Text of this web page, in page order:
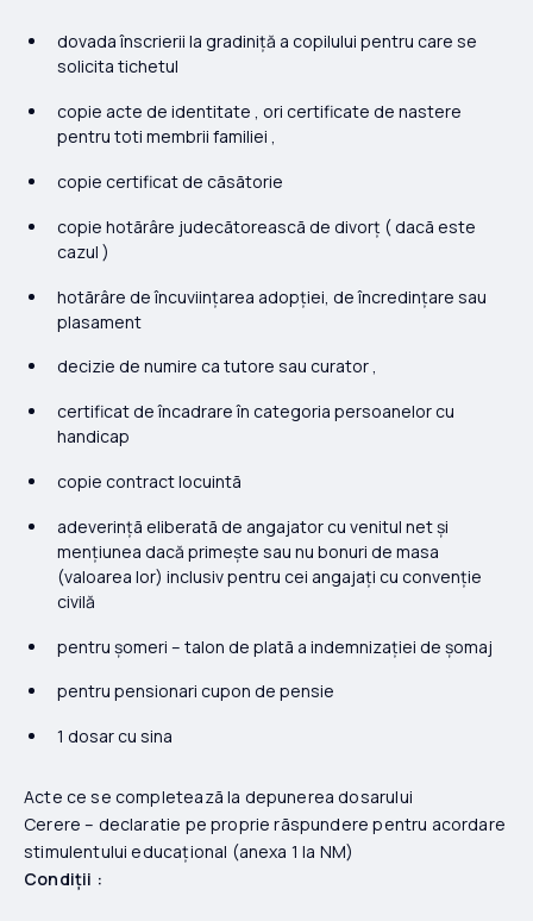
dovada înscrierii la gradiniță a copilului pentru care se
solicita tichetul
copie acte de identitate , ori certificate de nastere
pentru toti membrii familiei ,
copie certificat de cãsãtorie
copie hotãrâre judecãtoreascã de divorț ( dacã este
cazul )
hotãrâre de încuviințarea adopției, de încredințare sau
plasament
decizie de numire ca tutore sau curator ,
certificat de încadrare în categoria persoanelor cu
handicap
copie contract locuintã
adeverințã eliberatã de angajator cu venitul net și
mențiunea dacă primește sau nu bonuri de masa
(valoarea lor) inclusiv pentru cei angajați cu convenție
civilă
pentru șomeri – talon de platã a indemnizației de șomaj
pentru pensionari cupon de pensie
1 dosar cu sina
Acte ce se completeazã la depunerea dosarului
Cerere – declaratie pe proprie rãspundere pentru acordare
stimulentului educațional (anexa 1 la NM)
Condiții :